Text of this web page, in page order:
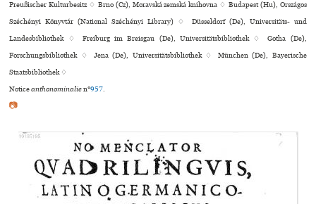
Preußischer Kulturbesitz ♢ Brno (Cz), Moravská zemská kni­hovna ♢ Budapest (Hu), Országos
Széchényi Könyvtár (National Széchényi Library) ♢ Düsseldorf (De), Universitäts- und
Landesbibliothek ♢ Freiburg im Breisgau (De), Universitätsbibliothek ♢ Gotha (De),
Forschungsbibliothek ♢ Jena (De), Universitätsbibliothek ♢ München (De), Bayerische
Staatsbibliothek ♢
Noticeanthonominalien°957.
📷